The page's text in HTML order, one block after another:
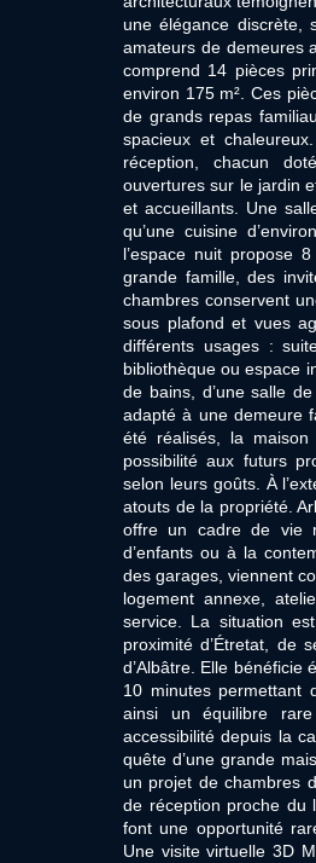
une élégance discrète,
amateurs de demeures
comprend 14 pièces
environ 175 m². Ces
de grands repas
spacieux et
réception, chacun
ouvertures sur le jardin
et accueillants. Une
qu’une cuisine
l’espace nuit propose
grande famille, des
chambres conservent
sous plafond et vues
différents usages :
bibliothèque ou espace
de bains, d’une salle
adapté à une demeure
été réalisés, la
possibilité aux futurs
selon leurs goûts. À
atouts de la propriété.
offre un cadre de vie
d’enfants ou à la
des garages, viennent
logement annexe,
service. La situation
proximité d’Étretat, de
d’Albâtre. Elle bénéficie
10 minutes permettant
ainsi un équilibre
accessibilité depuis la
quête d’une grande
un projet de chambres
de réception proche du
font une opportunité
Une visite virtuelle 3D